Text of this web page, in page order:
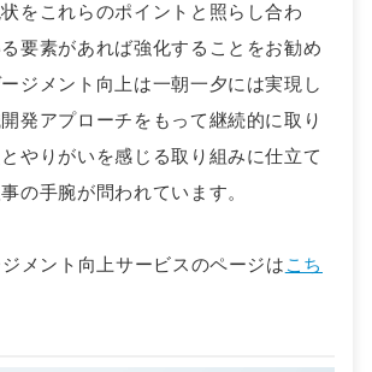
をこれらのポイントと照らし合わ
要素があれば強化することをお勧め
ジメント向上は一朝一夕には実現し
発アプローチをもって継続的に取り
やりがいを感じる取り組みに仕立て
の手腕が問われています。
メント向上サービスのページは こち